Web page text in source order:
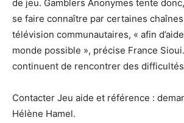
de jeu. Gamblers Anonymes tente
se faire connaître par certaines
télévision communautaires, « afin
monde possible », précise France
continuent de rencontrer des
Contacter Jeu aide et référence :
Hélène Hamel.